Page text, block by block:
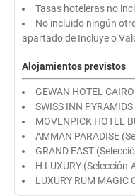
Tasas hoteleras no
No incluido ningún
apartado de Incluye o
Alojamientos previstos
GEWAN HOTEL
SWISS INN
MOVENPICK HOTEL
AMMAN PARADISE
GRAND EAST
H LUXURY (Selección-
LUXURY RUM MAGIC